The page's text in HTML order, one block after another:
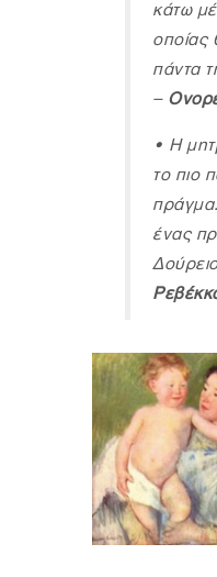
κάτω
οποίας
πάντα
–
• Η
το πιο
ένας